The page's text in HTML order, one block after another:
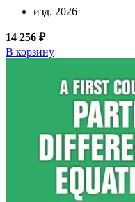
изд. 2026
14 256 ₽
В корзину